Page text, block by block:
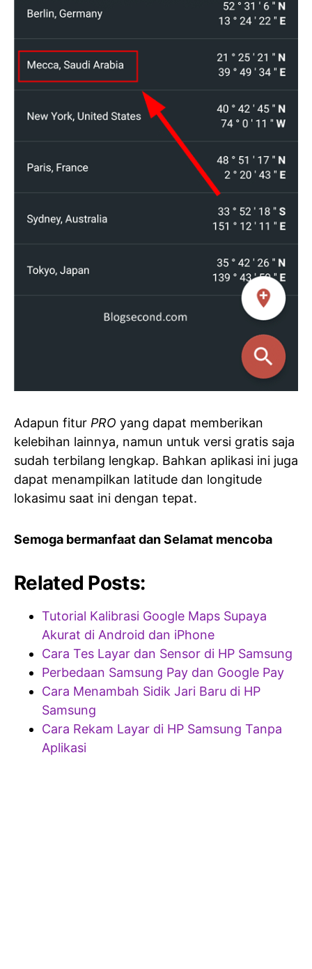
Adapun fitur PRO yang dapat memberikan
kelebihan lainnya, namun untuk versi gratis saja
sudah terbilang lengkap. Bahkan aplikasi ini juga
dapat menampilkan latitude dan longitude
lokasimu saat ini dengan tepat.
Semoga bermanfaat dan Selamat mencoba
Related Posts:
Tutorial Kalibrasi Google Maps Supaya
Akurat di Android dan iPhone
Cara Tes Layar dan Sensor di HP Samsung
Perbedaan Samsung Pay dan Google Pay
Cara Menambah Sidik Jari Baru di HP
Samsung
Cara Rekam Layar di HP Samsung Tanpa
Aplikasi